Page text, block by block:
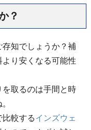
？
知でしょうか？補
り安くなる可能性
取るのは手間と時
較するインズウェ